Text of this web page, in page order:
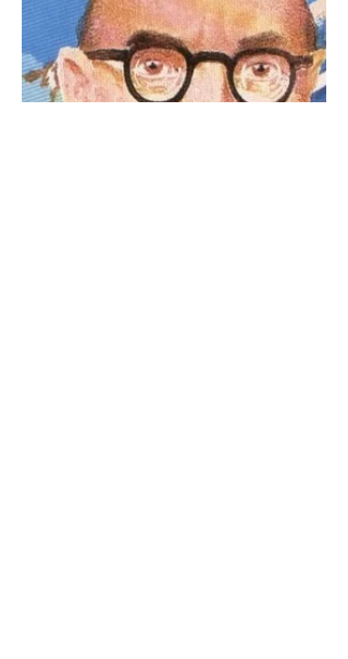
Quattro casi per Hercule
Poirot (1937)
Un libro senza sorprese, a partire dal
titolo che rispecchia chiaramente il